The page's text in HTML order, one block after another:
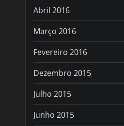
Abril 2016
Março 2016
Fevereiro 2016
Dezembro 2015
Julho 2015
Junho 2015